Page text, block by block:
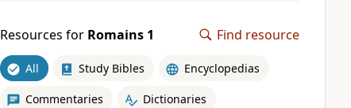
Resources for Romains 1 Find resource
All Study Bibles Encyclopedias
Commentaries Dictionaries